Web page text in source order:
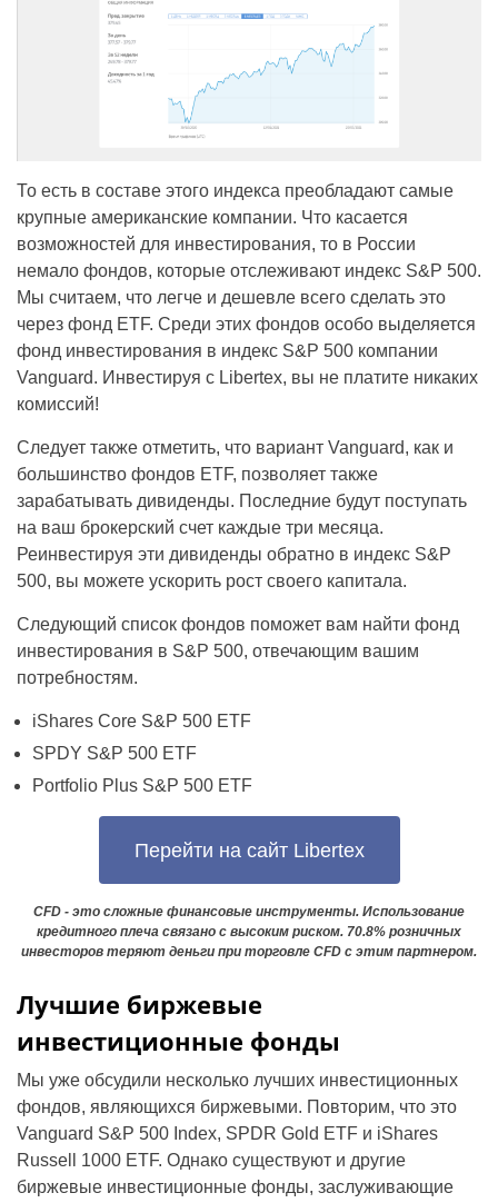
То есть в составе этого индекса преобладают самые
крупные американские компании. Что касается
возможностей для инвестирования, то в России
немало фондов, которые отслеживают индекс S&P 500.
Мы считаем, что легче и дешевле всего сделать это
через фонд ETF. Среди этих фондов особо выделяется
фонд инвестирования в индекс S&P 500 компании
Vanguard. Инвестируя с Libertex, вы не платите никаких
комиссий!
Следует также отметить, что вариант Vanguard, как и
большинство фондов ETF, позволяет также
зарабатывать дивиденды. Последние будут поступать
на ваш брокерский счет каждые три месяца.
Реинвестируя эти дивиденды обратно в индекс S&P
500, вы можете ускорить рост своего капитала.
Следующий список фондов поможет вам найти фонд
инвестирования в S&P 500, отвечающим вашим
потребностям.
iShares Core S&P 500 ETF
SPDY S&P 500 ETF
Portfolio Plus S&P 500 ETF
Перейти на сайт Libertex
CFD - это сложные финансовые инструменты. Использование
кредитного плеча связано с высоким риском. 70.8% розничных
инвесторов теряют деньги при торговле CFD с этим партнером.
Лучшие биржевые
инвестиционные фонды
Мы уже обсудили несколько лучших инвестиционных
фондов, являющихся биржевыми. Повторим, что это
Vanguard S&P 500 Index, SPDR Gold ETF и iShares
Russell 1000 ETF. Однако существуют и другие
биржевые инвестиционные фонды, заслуживающие